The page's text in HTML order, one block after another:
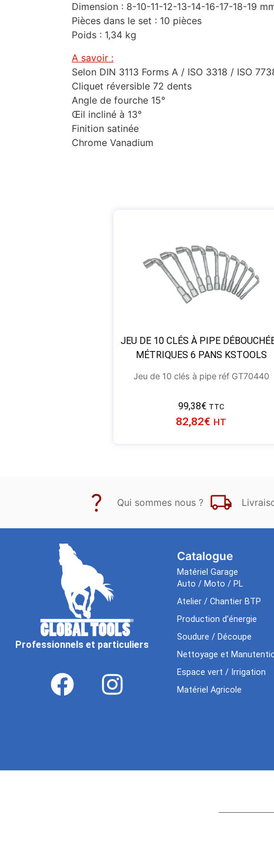
Dimension : 8-10-11-12-13-14-16-17-18-19
Pièces dans le set : 10 pièces
Poids : 1,34 kg
A savoir :
Selon DIN 3113 Forms A / ISO 3318 / ISO
Cliquet réversible 72 dents
Angle de fourche 15°
Œil incliné à 13°
Finition satinée
Chrome Vanadium
JEU DE 10 CLÉS À PIPE
MÉTRIQUES 6 PANS KSTOOLS
Jeu de 10 clés à pipe réf GT70440
99,38€ TTC
82,82€ HT
Qui sommes nous ?
Professionnels et particuliers
Catalogue
Matériel Garage
Auto / Moto / PL
Atelier / Chantier BTP
Production d’énergie
Soudure / Découpe
Nettoyage et
Espace vert / Irrigation
Matériel Agricole